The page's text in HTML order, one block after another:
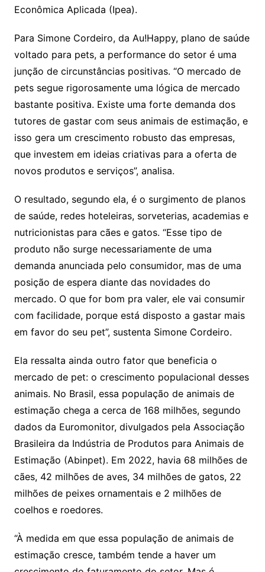
Econômica Aplicada (Ipea).
Para Simone Cordeiro, da Au!Happy, plano de saúde
voltado para pets, a performance do setor é uma
junção de circunstâncias positivas. “O mercado de
pets segue rigorosamente uma lógica de mercado
bastante positiva. Existe uma forte demanda dos
tutores de gastar com seus animais de estimação, e
isso gera um crescimento robusto das empresas,
que investem em ideias criativas para a oferta de
novos produtos e serviços”, analisa.
O resultado, segundo ela, é o surgimento de planos
de saúde, redes hoteleiras, sorveterias, academias e
nutricionistas para cães e gatos. “Esse tipo de
produto não surge necessariamente de uma
demanda anunciada pelo consumidor, mas de uma
posição de espera diante das novidades do
mercado. O que for bom pra valer, ele vai consumir
com facilidade, porque está disposto a gastar mais
em favor do seu pet”, sustenta Simone Cordeiro.
Ela ressalta ainda outro fator que beneficia o
mercado de pet: o crescimento populacional desses
animais. No Brasil, essa população de animais de
estimação chega a cerca de 168 milhões, segundo
dados da Euromonitor, divulgados pela Associação
Brasileira da Indústria de Produtos para Animais de
Estimação (Abinpet). Em 2022, havia 68 milhões de
cães, 42 milhões de aves, 34 milhões de gatos, 22
milhões de peixes ornamentais e 2 milhões de
coelhos e roedores.
“À medida em que essa população de animais de
estimação cresce, também tende a haver um